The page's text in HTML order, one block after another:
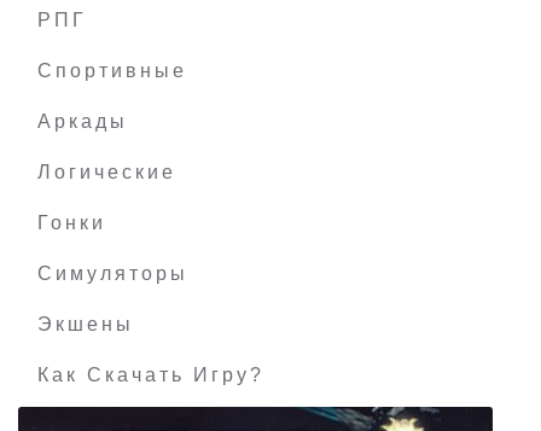
РПГ
Спортивные
Аркады
Логические
Гонки
Симуляторы
Экшены
Как Скачать Игру?